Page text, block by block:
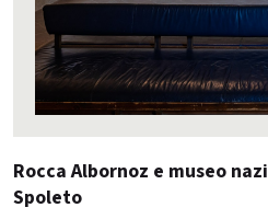
Rocca Albornoz e museo
Spoleto